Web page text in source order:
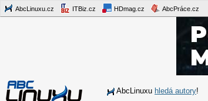
AbcLinuxu.cz ITBiz.cz HDmag.cz AbcPráce.cz
AbcLinuxu hledá autory!